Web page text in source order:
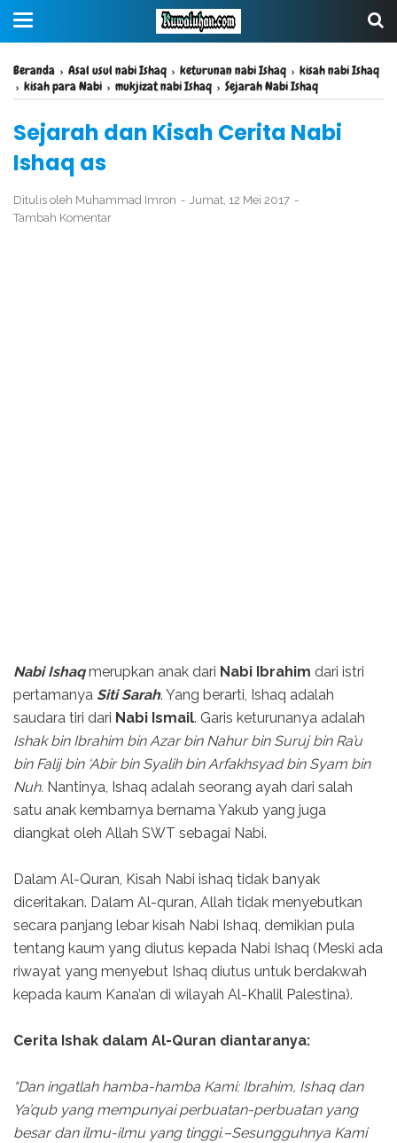
Beranda › Asal usul nabi Ishaq › keturunan nabi Ishaq › kisah nabi Ishaq
› kisah para Nabi › mukjizat nabi Ishaq › Sejarah Nabi Ishaq
Sejarah dan Kisah Cerita Nabi
Ishaq as
Ditulis oleh Muhammad Imron
Jumat, 12 Mei 2017
Tambah Komentar
Nabi Ishaqmerupkan anak dari Nabi Ibrahim dari istri
pertamanya Siti Sarah. Yang berarti, Ishaq adalah
saudara tiri dari Nabi Ismail. Garis keturunanya adalah
Ishak bin Ibrahim bin Azar bin Nahur bin Suruj bin Ra’u
bin Falij bin ‘Abir bin Syalih bin Arfakhsyad bin Syam bin
Nuh. Nantinya, Ishaq adalah seorang ayah dari salah
satu anak kembarnya bernama Yakub yang juga
diangkat oleh Allah SWT sebagai Nabi.
Dalam Al-Quran, Kisah Nabi ishaq tidak banyak
diceritakan. Dalam Al-quran, Allah tidak menyebutkan
secara panjang lebar kisah Nabi Ishaq, demikian pula
tentang kaum yang diutus kepada Nabi Ishaq (Meski ada
riwayat yang menyebut Ishaq diutus untuk berdakwah
kepada kaum Kana’an di wilayah Al-Khalil Palestina).
Cerita Ishak dalam Al-Quran diantaranya:
“Dan ingatlah hamba-hamba Kami: Ibrahim, Ishaq dan
Ya’qub yang mempunyai perbuatan-perbuatan yang
besar dan ilmu-ilmu yang tinggi.–Sesungguhnya Kami